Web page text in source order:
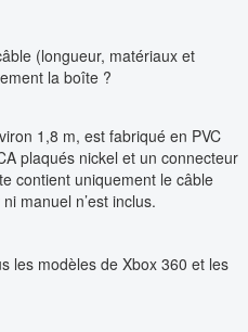
(longueur, matériaux et
la boîte ?
1,8 m, est fabriqué en PVC
plaqués nickel et un connecteur
contient uniquement le câble
manuel n’est inclus.
les modèles de Xbox 360 et les